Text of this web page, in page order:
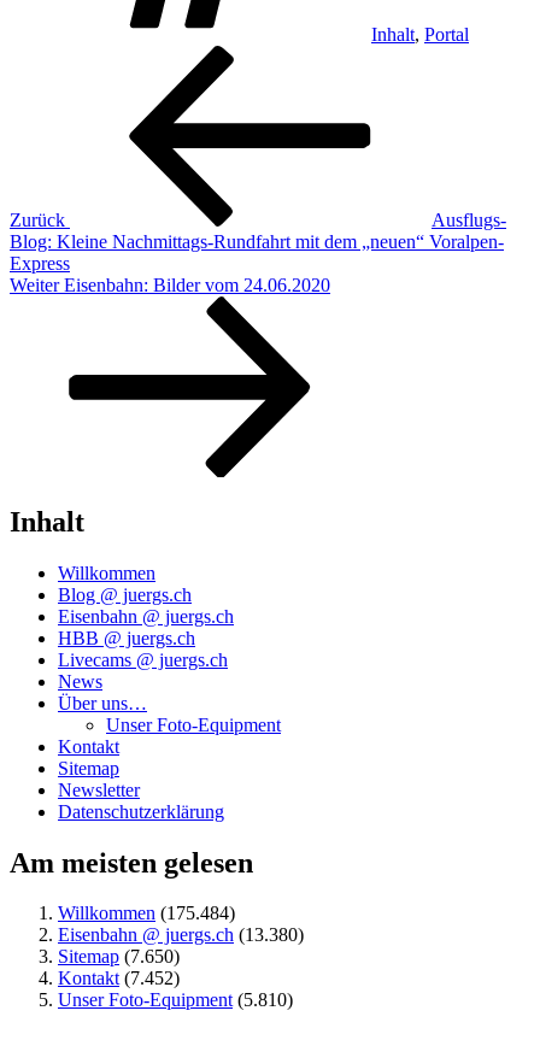
Inhalt, Portal
Beitragsnavigation
Zurück
Ausflugs-
Blog: Kleine Nachmittags-Rundfahrt mit dem „neuen“ Voralpen-
Express
Nächster
Weiter Eisenbahn: Bilder vom 24.06.2020
Inhalt
Willkommen
Blog @ juergs.ch
Eisenbahn @ juergs.ch
HBB @ juergs.ch
Livecams @ juergs.ch
News
Über uns…
Unser Foto-Equipment
Kontakt
Sitemap
Newsletter
Datenschutzerklärung
Am meisten gelesen
Willkommen (175.484)
Eisenbahn @ juergs.ch (13.380)
Sitemap (7.650)
Kontakt (7.452)
Unser Foto-Equipment (5.810)